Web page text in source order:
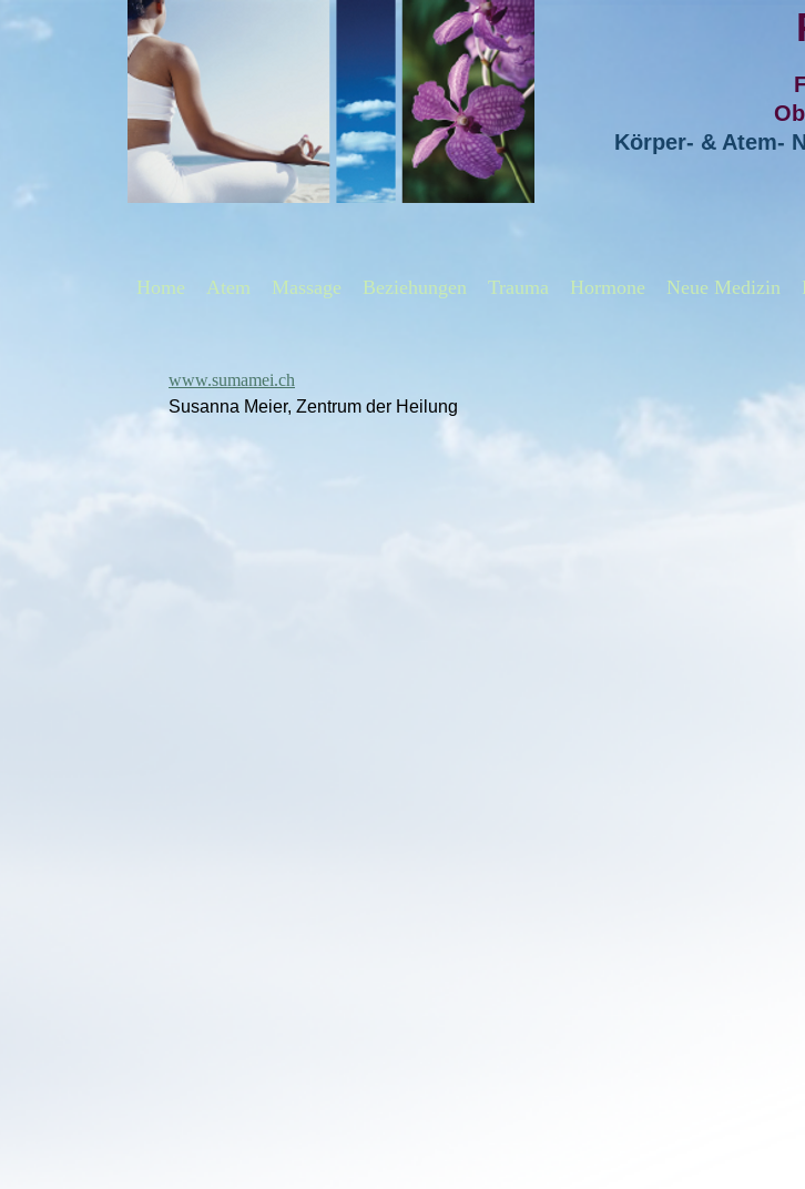
Körper- & Atem-
Home Atem Massage Beziehungen Trauma Hormone Neue Medizin
www.sumamei.ch
Susanna Meier, Zentrum der Heilung